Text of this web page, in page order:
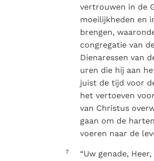
vertrouwen in de
moeilijkheden en
brengen,
congregatie van
Dienaressen van
uren die hij aan
juist de tijd voor
het vertoeven
van Christus
gaan om de
voeren naar de
7
“Uw genade,